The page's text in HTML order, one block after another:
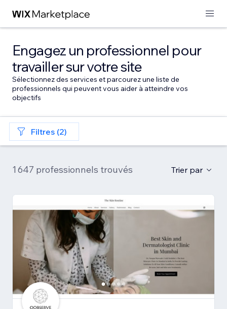
Engagez un professionnel pour
travailler sur votre site
Sélectionnez des services et parcourez une liste de
professionnels qui peuvent vous aider à atteindre vos
objectifs
Filtres (2)
1 647 professionnels trouvés Trier par